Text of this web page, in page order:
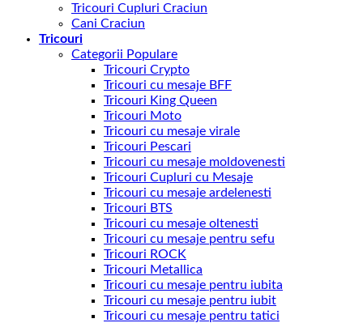
Tricouri Cupluri Craciun
Cani Craciun
Tricouri
Categorii Populare
Tricouri Crypto
Tricouri cu mesaje BFF
Tricouri King Queen
Tricouri Moto
Tricouri cu mesaje virale
Tricouri Pescari
Tricouri cu mesaje moldovenesti
Tricouri Cupluri cu Mesaje
Tricouri cu mesaje ardelenesti
Tricouri BTS
Tricouri cu mesaje oltenesti
Tricouri cu mesaje pentru sefu
Tricouri ROCK
Tricouri Metallica
Tricouri cu mesaje pentru iubita
Tricouri cu mesaje pentru iubit
Tricouri cu mesaje pentru tatici